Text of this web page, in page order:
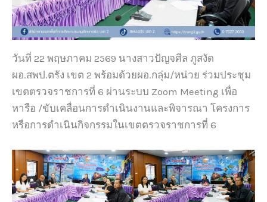
วันที่ 22 พฤษภาคม 2569 นางสาวปัญจศีล ภูสงัด
ผอ.สพป.ตรัง เขต 2 พร้อมด้วยผอ.กลุ่ม/หน่วย ร่วมประชุม
เขตตรวจราชการที่ 6 ผ่านระบบ Zoom Meeting เพื่อ
หารือ /ขับเคลื่อนการดำเนินงานและพิจารณา โครงการ
หรือการดำเนินกิจกรรมในเขตตรวจราชการที่ 6